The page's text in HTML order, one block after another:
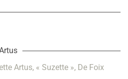
Artus, « Suzette », De Foix